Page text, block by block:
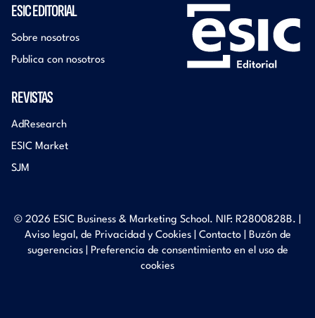
ESIC EDITORIAL
Sobre nosotros
Publica con nosotros
REVISTAS
AdResearch
ESIC Market
SJM
© 2026 ESIC Business & Marketing School. NIF: R2800828B. |
Aviso legal, de Privacidad y Cookies| Contacto| Buzón de
sugerencias| Preferencia de consentimiento en el uso de
cookies